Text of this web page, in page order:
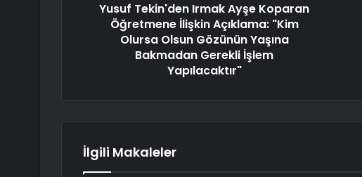
Yusuf Tekin'den Irmak Ayşe Koparan
Öğretmene İlişkin Açıklama: "Kim
Olursa Olsun Gözünün Yaşına
Bakmadan Gerekli İşlem
Yapılacaktır"
İlgili Makaleler